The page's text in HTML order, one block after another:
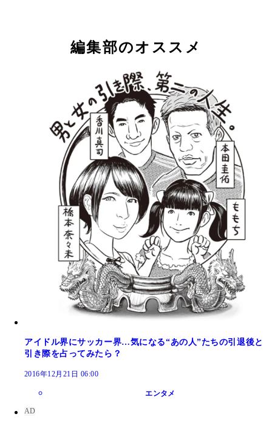
編集部のオススメ
アイドル界にサッカー界…気になる“あの人”たちの引退後と
引き際を占ってみたら？
2016年12月21日 06:00
エンタメ